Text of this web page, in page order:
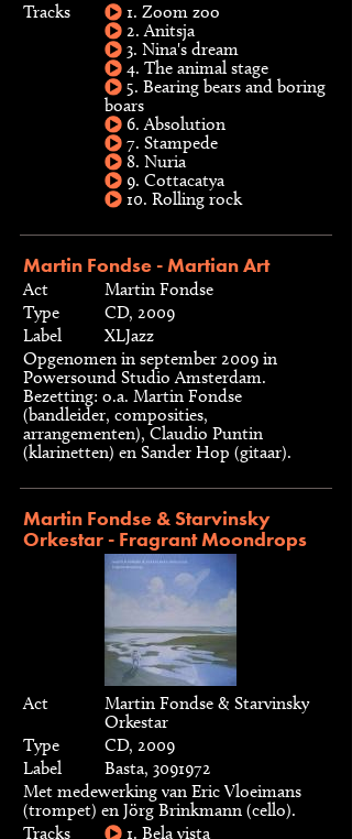
Tracks
1. Zoom zoo
2. Anitsja
3. Nina's dream
4. The animal stage
5. Bearing bears and boring
boars
6. Absolution
7. Stampede
8. Nuria
9. Cottacatya
10. Rolling rock
Martin Fondse - Martian Art
Act
Martin Fondse
Type
CD, 2009
Label
XLJazz
Opgenomen in september 2009 in
Powersound Studio Amsterdam.
Bezetting: o.a. Martin Fondse
(bandleider, composities,
arrangementen), Claudio Puntin
(klarinetten) en Sander Hop (gitaar).
Martin Fondse & Starvinsky
Orkestar - Fragrant Moondrops
Act
Martin Fondse & Starvinsky
Orkestar
Type
CD, 2009
Label
Basta, 3091972
Met medewerking van Eric Vloeimans
(trompet) en Jörg Brinkmann (cello).
Tracks
1. Bela vista